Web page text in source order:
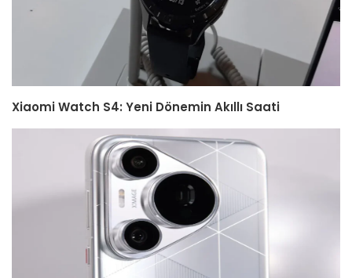
Xiaomi Watch S4: Yeni Dönemin Akıllı Saati